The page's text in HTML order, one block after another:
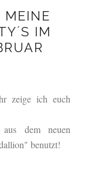
MEINE
IM
zeige ich euch
dem neuen
benutzt!